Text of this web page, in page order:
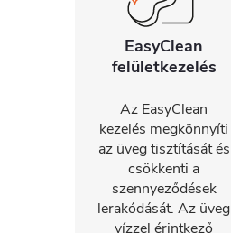
EasyClean
felületkezelés
Az EasyClean
kezelés megkönnyíti
az üveg tisztítását és
csökkenti a
szennyeződések
lerakódását. Az üveg
vízzel érintkező